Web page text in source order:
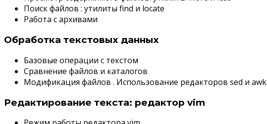
Поиск файлов : утилиты find и locate
Работа с архивами
Обработка текстовых данных
Базовые операции с текстом
Сравнение файлов и каталогов
Модификация файлов . Использование редакторов sed и awk
Редактирование текста: редактор vim